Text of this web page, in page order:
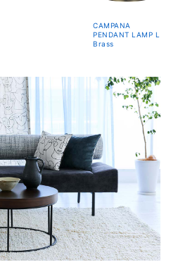
CAMPANA
PENDANT LAMP L
Brass